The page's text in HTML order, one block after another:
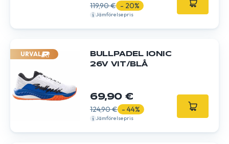
119,90 € - 20%
Jämförelsepris
URVAL
BULLPADEL IONIC
26V VIT/BLÅ
69,90 €
124,90 € - 44%
Jämförelsepris